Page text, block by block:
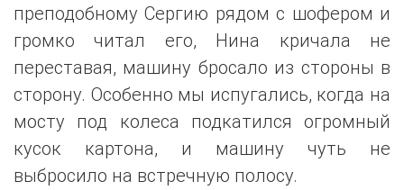
преподобному Сергию рядом с шофером и
громко читал его, Нина кричала не
переставая, машину бросало из стороны в
сторону. Особенно мы испугались, когда на
мосту под колеса подкатился огромный
кусок картона, и машину чуть не
выбросило на встречную полосу.